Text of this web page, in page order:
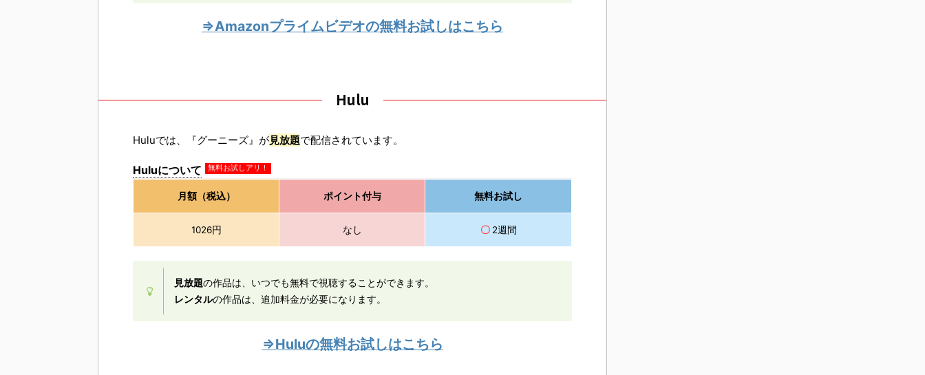
⇒Amazonプライムビデオの無料お試しはこちら
Hulu
Huluでは、『グーニーズ』が見放題で配信されています。
Huluについて 無料お試しアリ！
月額（税込） ポイント付与 無料お試し
1026円 なし 〇 2週間
見放題の作品は、いつでも無料で視聴することができます。
レンタルの作品は、追加料金が必要になります。
⇒Huluの無料お試しはこちら